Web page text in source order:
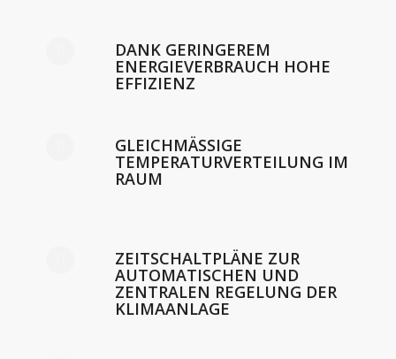
DANK GERINGEREM
ENERGIEVERBRAUCH HOHE
EFFIZIENZ
GLEICHMÄSSIGE T
EMPERATURVERTEILUNG IM R
AUM
ZEITSCHALTPLÄNE ZUR
AUTOMATISCHEN UND
ZENTRALEN REGELUNG DER
KLIMAANLAGE